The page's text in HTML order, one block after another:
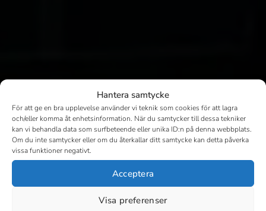
Hantera samtycke
För att ge en bra upplevelse använder vi teknik som cookies för att lagra
och/eller komma åt enhetsinformation. När du samtycker till dessa tekniker
kan vi behandla data som surfbeteende eller unika ID:n på denna webbplats.
Om du inte samtycker eller om du återkallar ditt samtycke kan detta påverka
vissa funktioner negativt.
Acceptera
Visa preferenser